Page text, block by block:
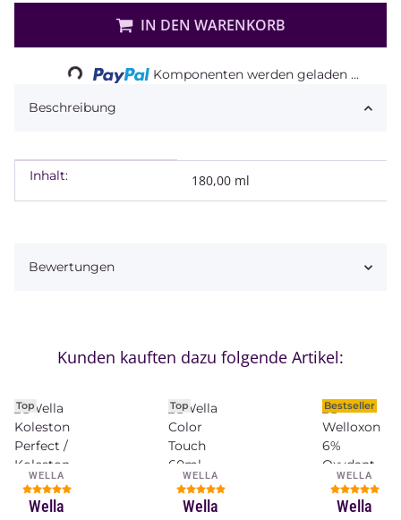
IN DEN WARENKORB
Loading... Komponenten werden geladen ...
Beschreibung
Produkteigenschaft
Wert
Inhalt: 180,00 ml
Bewertungen
Kunden kauften dazu folgende Artikel:
Top
WELLA
Wella
Top
WELLA
Wella
Bestseller
WELLA
Wella